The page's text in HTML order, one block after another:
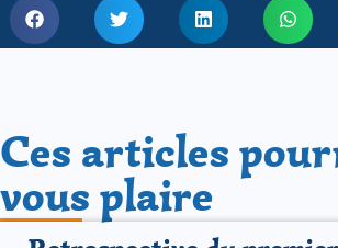
Ces articles
vous plaire